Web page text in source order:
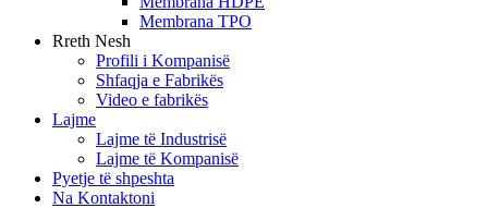
Membrana TPO
Rreth Nesh
Profili i Kompanisë
Shfaqja e Fabrikës
Video e fabrikës
Lajme
Lajme të Industrisë
Lajme të Kompanisë
Pyetje të shpeshta
Na Kontaktoni